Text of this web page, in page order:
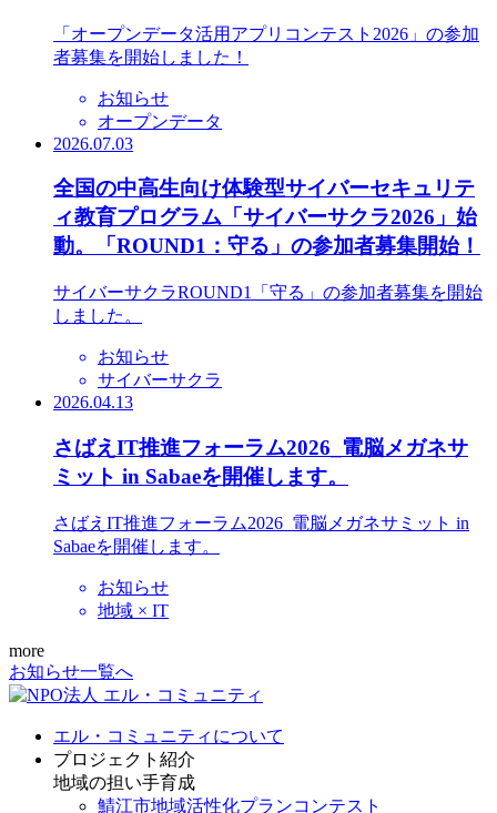
「オープンデータ活用アプリコンテスト2026」の参加
者募集を開始しました！
お知らせ
オープンデータ
2026.07.03
全国の中高生向け体験型サイバーセキュリテ
ィ教育プログラム「サイバーサクラ2026」始
動。「ROUND1：守る」の参加者募集開始！
サイバーサクラROUND1「守る」の参加者募集を開始
しました。
お知らせ
サイバーサクラ
2026.04.13
さばえIT推進フォーラム2026_電脳メガネサ
ミット in Sabaeを開催します。
さばえIT推進フォーラム2026_電脳メガネサミット in
Sabaeを開催します。
お知らせ
地域 × IT
more
お知らせ一覧へ
エル・コミュニティについて
プロジェクト紹介
地域の担い手育成
鯖江市地域活性化プランコンテスト